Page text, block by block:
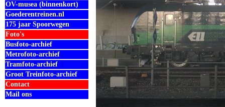
OV-musea (binnenkort)
Goederentreinen.nl
175 jaar Spoorwegen
Foto's
Busfoto-archief
Metrofoto-archief
Tramfoto-archief
Groot Treinfoto-archief
Contact
Mail ons